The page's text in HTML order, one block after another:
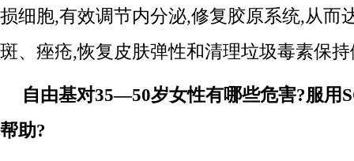
损细胞,有效调节内分泌,修复胶原系统,从而
斑、痤疮,恢复皮肤弹性和清理垃圾毒素保
自由基对35—50岁女性有哪些危害?服用
帮助?